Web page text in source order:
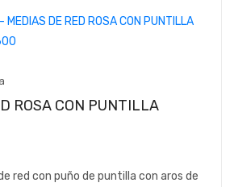
ROSA CON PUNTILLA
red con puño de puntilla con aros de